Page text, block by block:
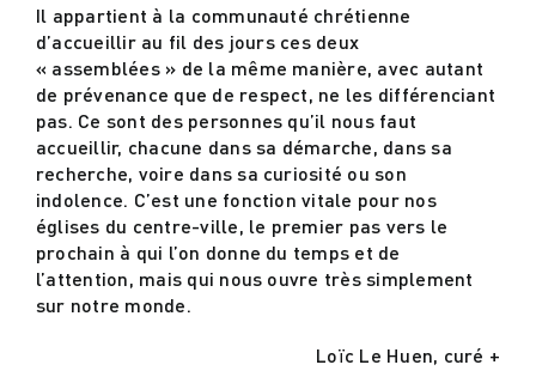
Il appartient à la communauté chrétienne
d’accueillir au fil des jours ces deux
« assemblées » de la même manière, avec autant
de prévenance que de respect, ne les différenciant
pas. Ce sont des personnes qu’il nous faut
accueillir, chacune dans sa démarche, dans sa
recherche, voire dans sa curiosité ou son
indolence. C’est une fonction vitale pour nos
églises du centre-ville, le premier pas vers le
prochain à qui l’on donne du temps et de
l’attention, mais qui nous ouvre très simplement
sur notre monde.
Loïc Le Huen, curé +